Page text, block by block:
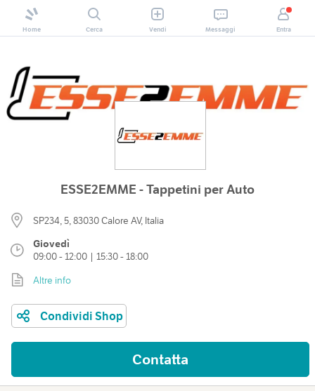
Home Cerca Vendi Messaggi Entra
ESSE2EMME - Tappetini per Auto
SP234, 5, 83030 Calore AV, Italia
Giovedì
09:00 - 12:00 | 15:30 - 18:00
Altre info
Condividi Shop
Contatta